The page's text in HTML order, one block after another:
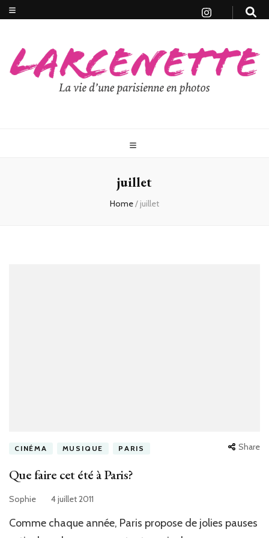
juillet
Home/ juillet
CINÉMA MUSIQUE PARIS Share
Que faire cet été à Paris?
Sophie 4 juillet 2011
Comme chaque année, Paris propose de jolies pauses